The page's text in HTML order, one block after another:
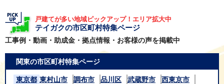
戸建てが多い地域ピックアップ！エリア拡大中
テイガクの市区町村特集ページ
工事例・動画・助成金・拠点情報・お客様の声を掲載中
関東の市区町村特集ページ
東京都 東村山市 調布市 品川区 武蔵野市
西東京市